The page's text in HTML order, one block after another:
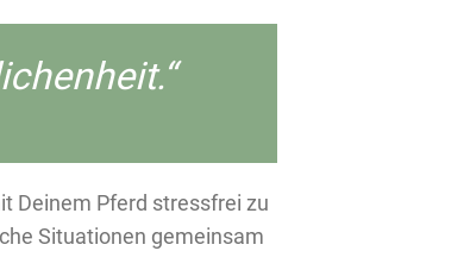
Deinem Pferd stressfrei zu
Situationen gemeinsam